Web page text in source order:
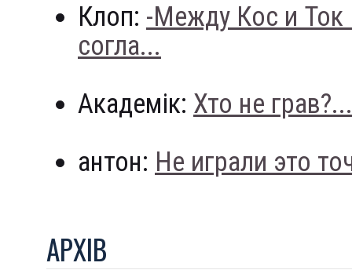
Клоп: -Между Кос и
согла...
Академік: Хто не грав?...
антон: Не играли это
АРХIВ